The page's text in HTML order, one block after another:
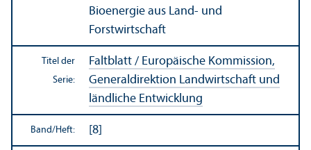
Bioenergie aus Land- und
Forstwirtschaft
Titel der
Serie:
Faltblatt / Europäische Kommission,
Generaldirektion Landwirtschaft und
ländliche Entwicklung
Band/Heft: [8]